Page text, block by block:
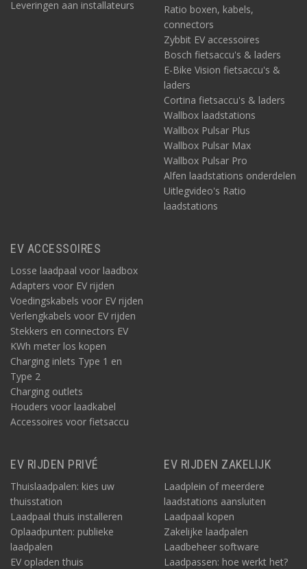
Leveringen aan installateurs
Ratio boxen, kabels,
connectors
Zybbit EV accessoires
Bosch fietsaccu's & laders
E-Bike Vision fietsaccu's &
laders
Cortina fietsaccu's & laders
Wallbox laadstations
Wallbox Pulsar Plus
Wallbox Pulsar Max
Wallbox Pulsar Pro
Alfen laadstations onderdelen
Uitlegvideo's Ratio
laadstations
EV ACCESSOIRES
Losse laadpaal voor laadbox
Adapters voor EV rijden
Voedingskabels voor EV rijden
Verlengkabels voor EV rijden
Stekkers en connectors EV
KWh meter los kopen
Charging inlets Type 1 en
Type 2
Charging outlets
Houders voor laadkabel
Accessoires voor fietsaccu
EV RIJDEN PRIVÉ
Thuislaadpalen: kies uw
thuisstation
Laadpaal thuis installeren
Oplaadpunten: publieke
laadpalen
EV opladen thuis
EV RIJDEN ZAKELIJK
Laadplein of meerdere
laadstations aansluiten
Laadpaal kopen
Zakelijke laadpalen
Laadbeheer software
Laadpassen: hoe werkt het?